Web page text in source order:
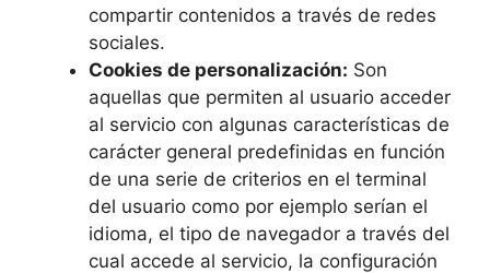
compartir contenidos a través de redes
sociales.
Cookies de personalización: Son
aquellas que permiten al usuario acceder
al servicio con algunas características de
carácter general predefinidas en función
de una serie de criterios en el terminal
del usuario como por ejemplo serían el
idioma, el tipo de navegador a través del
cual accede al servicio, la configuración